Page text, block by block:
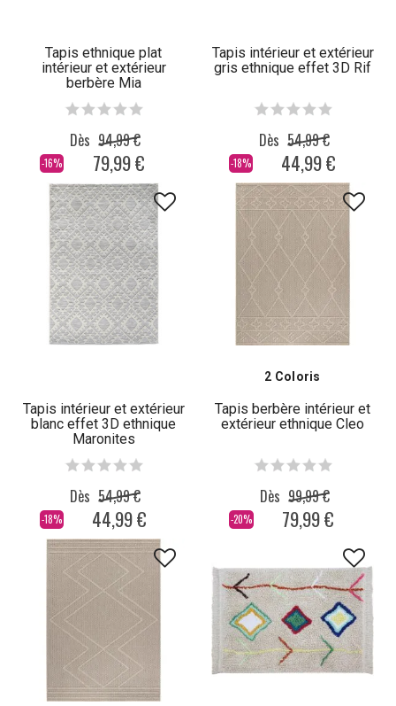
Tapis ethnique plat
intérieur et extérieur
berbère Mia
-16%
Dès 94,99 €
79,99 €
Tapis intérieur et extérieur
gris ethnique effet 3D Rif
-18%
Dès 54,99 €
44,99 €
Tapis intérieur et extérieur
blanc effet 3D ethnique
Maronites
-18%
Dès 54,99 €
44,99 €
2 Coloris
Tapis berbère intérieur et
extérieur ethnique Cleo
-20%
Dès 99,99 €
79,99 €